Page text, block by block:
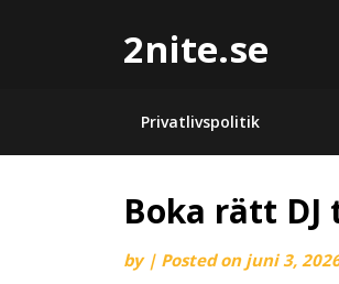
2nite.se
Privatlivspolitik
Boka rätt
by | Posted on juni 3,